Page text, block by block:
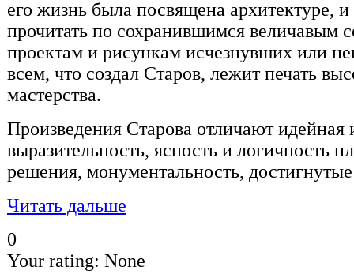
его жизнь была посвящена архитектуре,
прочитать по сохранившимся величавым
проектам и рисункам исчезнувших или
всем, что создал Старов, лежит печать
мастерства.
Произведения Старова отличают идейная
выразительность, ясность и логичность
решения, монументальность,
Читать дальше
0
Your rating: None